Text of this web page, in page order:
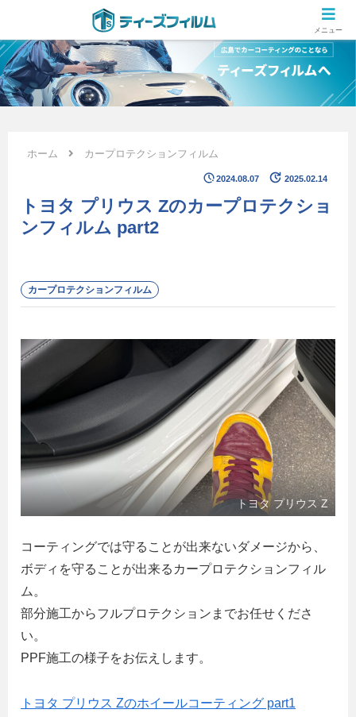
広島のカーコーティング専門店 ティーズフィルムの施工ブログ
ホーム カープロテクションフィルム
2024.08.07 2025.02.14
トヨタ プリウス Zのカープロテクショ
ンフィルム part2
カープロテクションフィルム
トヨタ プリウス Z
コーティングでは守ることが出来ないダメージから、
ボディを守ることが出来るカープロテクションフィル
ム。
部分施工からフルプロテクションまでお任せくださ
い。
PPF施工の様子をお伝えします。
トヨタ プリウス Zのホイールコーティング part1
メニュー